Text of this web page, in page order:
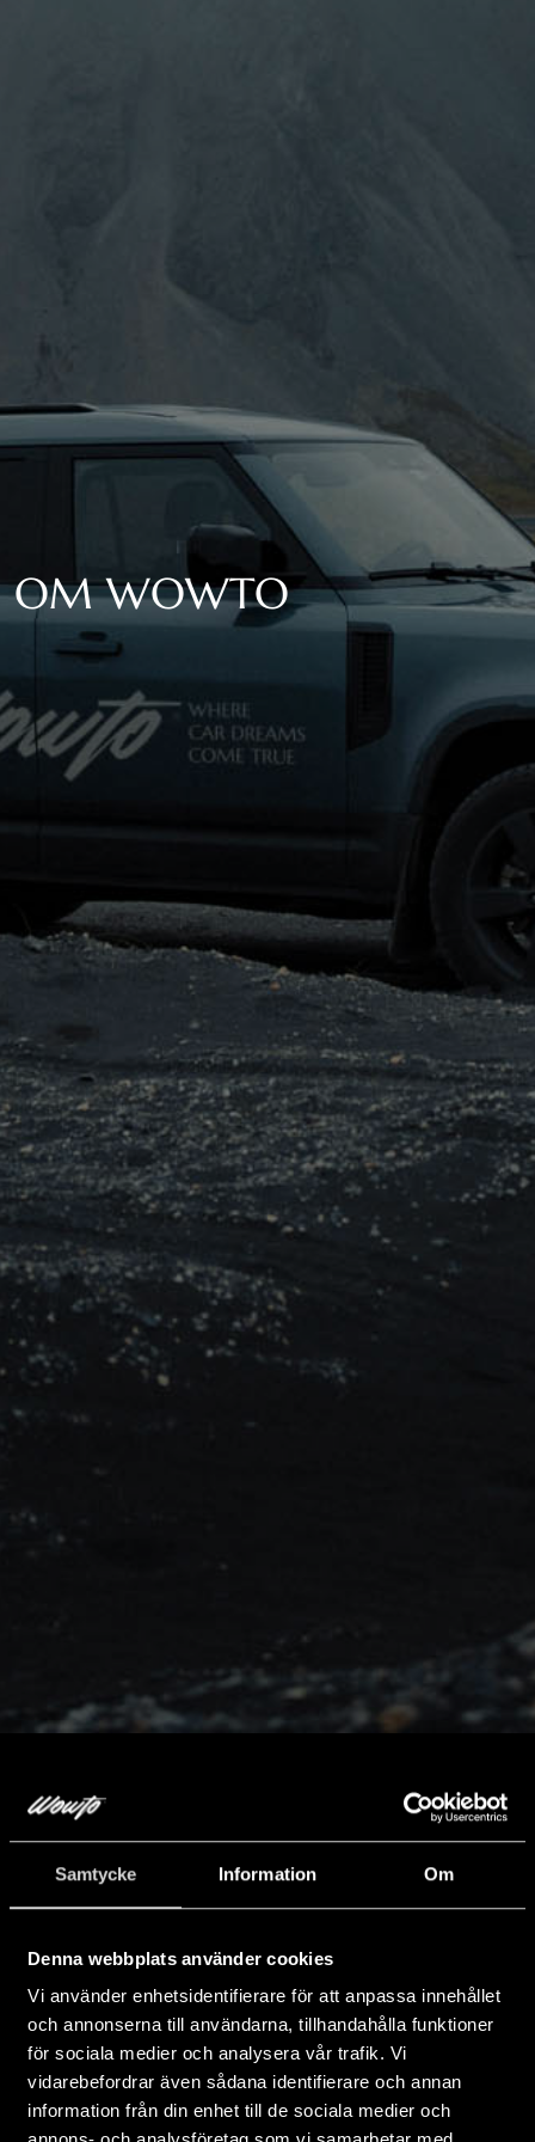
Samtycke Information Om
Denna webbplats använder cookies
Vi använder enhetsidentifierare för att anpassa innehållet
och annonserna till användarna, tillhandahålla funktioner
för sociala medier och analysera vår trafik. Vi
vidarebefordrar även sådana identifierare och annan
information från din enhet till de sociala medier och
OM WOWTO
10 578
Uppfyllda bildrömmar Bilar i lager
44
Välkommen till Wowto
Where car dreams comes true
Välkommen till Wowto, arkitekterna bakom en revolution inom
bilbranschen. Genom att utmana konventioner och tänja på
gränserna sätter vi en ny standard för vad du kan förvänta dig
av ditt bilköp. Vårt mål? Att inte bara förändra spelet utan att